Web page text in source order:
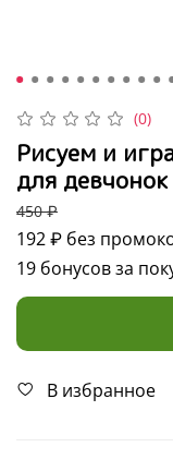
(0)
Рисуем и
для
450 ₽
192 ₽ без
19 бонусов за
В избранное